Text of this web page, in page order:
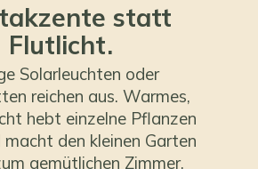
statt
Flutlicht.
Solarleuchten oder
reichen aus. Warmes,
hebt einzelne Pflanzen
macht den kleinen Garten
gemütlichen Zimmer.